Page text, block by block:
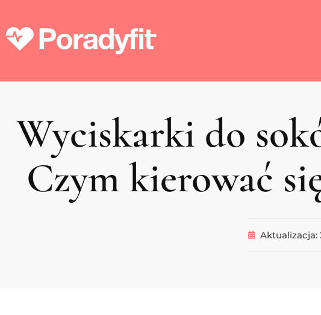
Wyciskarki do
Czym kierować
Aktualizacja: